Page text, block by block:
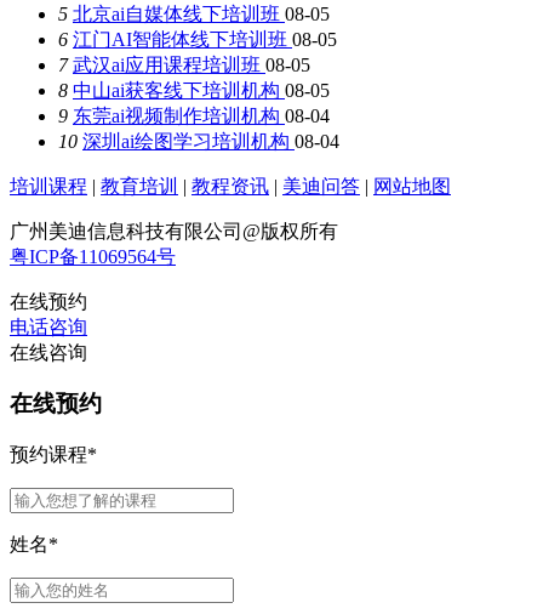
5 北京ai自媒体线下培训班 08-05
6 江门AI智能体线下培训班 08-05
7 武汉ai应用课程培训班 08-05
8 中山ai获客线下培训机构 08-05
9 东莞ai视频制作培训机构 08-04
10 深圳ai绘图学习培训机构 08-04
培训课程 | 教育培训 | 教程资讯 | 美迪问答 | 网站地图
广州美迪信息科技有限公司@版权所有
粤ICP备11069564号
在线预约
电话咨询
在线咨询
在线预约
预约课程*
姓名*